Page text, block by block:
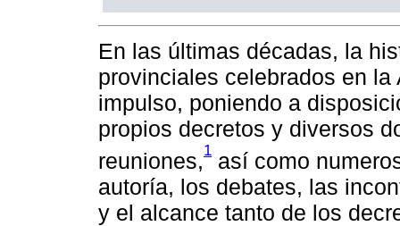
En las últimas décadas, la
provinciales celebrados en
impulso, poniendo a
propios decretos y diversos
reuniones,1 así como
autoría, los debates, las
y el alcance tanto de los